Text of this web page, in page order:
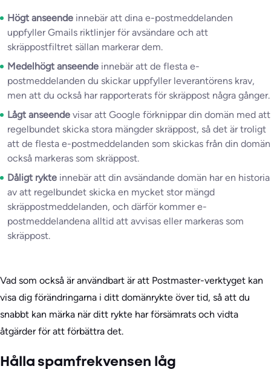
Högt anseende innebär att dina e-postmeddelanden
uppfyller Gmails riktlinjer för avsändare och att
skräppostfiltret sällan markerar dem.
Medelhögt anseende innebär att de flesta e-
postmeddelanden du skickar uppfyller leverantörens krav,
men att du också har rapporterats för skräppost några gånger.
Lågt anseende visar att Google förknippar din domän med att
regelbundet skicka stora mängder skräppost, så det är troligt
att de flesta e-postmeddelanden som skickas från din domän
också markeras som skräppost.
Dåligt rykte innebär att din avsändande domän har en historia
av att regelbundet skicka en mycket stor mängd
skräppostmeddelanden, och därför kommer e-
postmeddelandena alltid att avvisas eller markeras som
skräppost.
Vad som också är användbart är att Postmaster-verktyget kan
visa dig förändringarna i ditt domänrykte över tid, så att du
snabbt kan märka när ditt rykte har försämrats och vidta
åtgärder för att förbättra det.
Hålla spamfrekvensen låg